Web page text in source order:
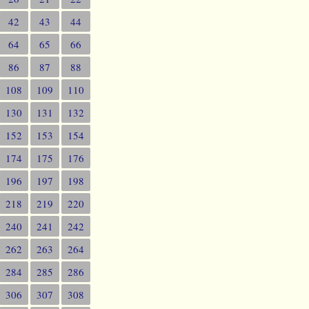
42 43
44
64 65
66
86 87
88
108 109
110
130 131
132
152 153
154
174 175
176
196 197
198
218 219
220
240 241
242
262 263
264
284 285
286
306 307 308